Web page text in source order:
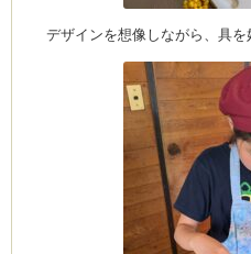
デザインを想像しながら、具